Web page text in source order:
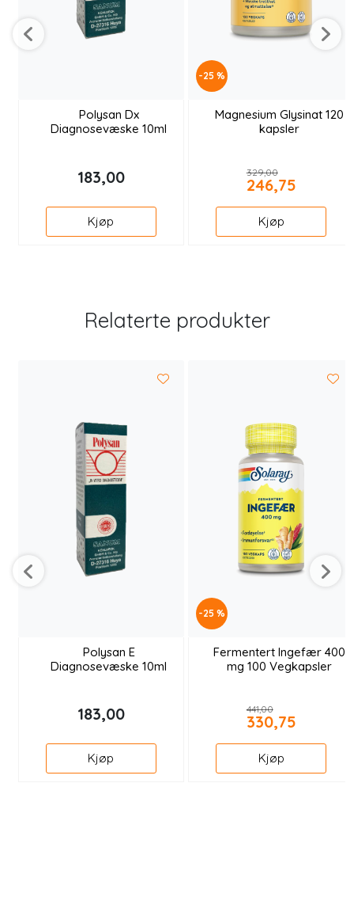
Polysan Dx
Diagnosevæske 10ml
183,00
Kjøp
-25 %
Magnesium Glysinat 120
kapsler
329,00
246,75
Kjøp
Relaterte produkter
Polysan E
Diagnosevæske 10ml
183,00
Kjøp
-25 %
Fermentert Ingefær 400
mg 100 Vegkapsler
441,00
330,75
Kjøp